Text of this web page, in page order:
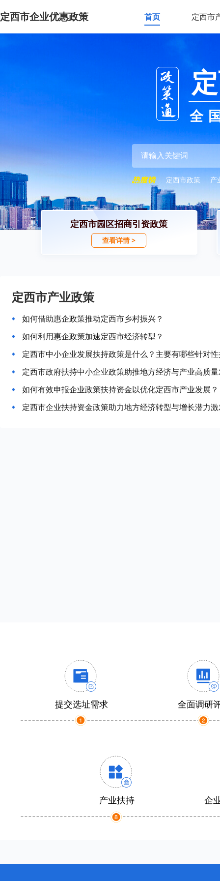
定西市企业优惠政策 首页 定西市
全
定西市政策 产
定西市园区招商引资政策
查看详情 >
定西市产业政策
如何借助惠企政策推动定西市乡村振兴？
如何利用惠企政策加速定西市经济转型？
定西市中小企业发展扶持政策是什么？主要有哪些针对
定西市政府扶持中小企业政策助推地方经济与产业高质
如何有效申报企业政策扶持资金以优化定西市产业发展？
定西市企业扶持资金政策助力地方经济转型与增长潜力
提交选址需求 全面调研
产业扶持 企